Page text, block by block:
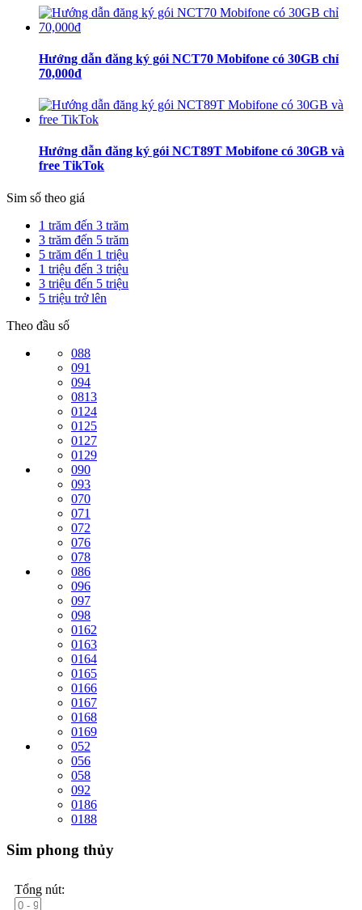
Hướng dẫn đăng ký gói NCT70 Mobifone có 30GB chỉ
70,000đ
Hướng dẫn đăng ký gói NCT89T Mobifone có 30GB và
free TikTok
Sim số theo giá
1 trăm đến 3 trăm
3 trăm đến 5 trăm
5 trăm đến 1 triệu
1 triệu đến 3 triệu
3 triệu đến 5 triệu
5 triệu trở lên
Theo đầu số
088
091
094
0813
0124
0125
0127
0129
090
093
070
071
072
076
078
086
096
097
098
0162
0163
0164
0165
0166
0167
0168
0169
052
056
058
092
0186
0188
Sim phong thủy
Tổng nút: